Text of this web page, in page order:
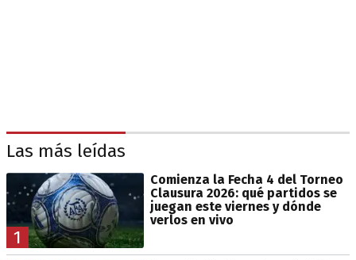
Las más leídas
1
Comienza la Fecha 4 del Torneo
Clausura 2026: qué partidos se
juegan este viernes y dónde
verlos en vivo